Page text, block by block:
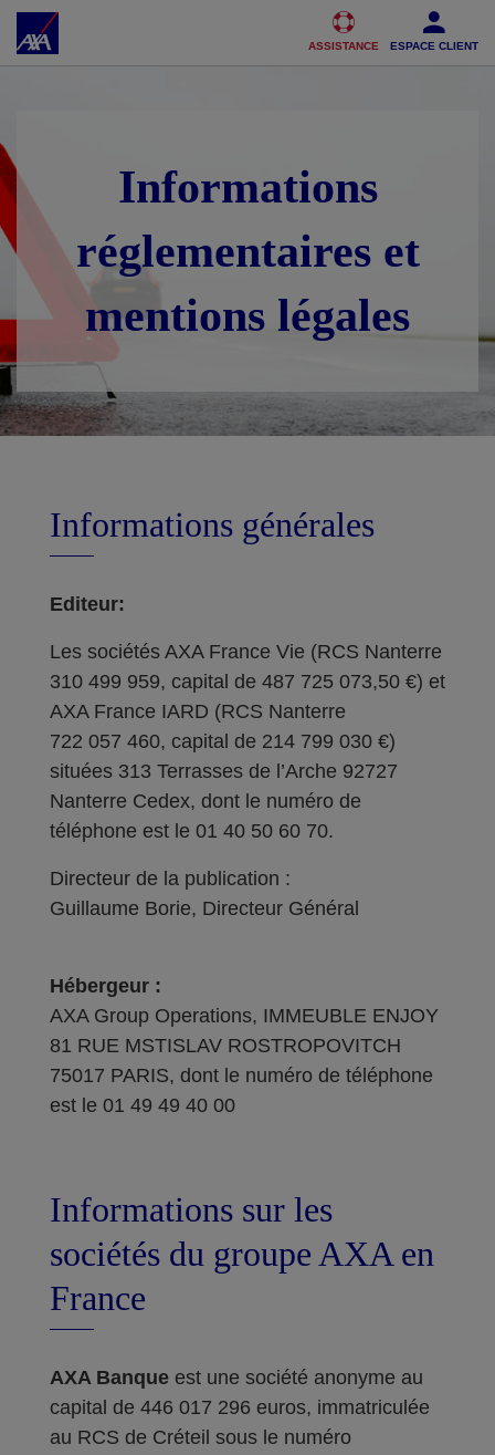
Accéder au Contenu Accéder au Pied de page
ASSISTANCE ESPACE CLIENT
Informations
réglementaires et
mentions légales
Informations générales
Editeur:
Les sociétés AXA France Vie (RCS Nanterre
310 499 959, capital de 487 725 073,50 €) et
AXA France IARD (RCS Nanterre
722 057 460, capital de 214 799 030 €)
situées 313 Terrasses de l’Arche 92727
Nanterre Cedex, dont le numéro de
téléphone est le 01 40 50 60 70.
Directeur de la publication :
Guillaume Borie, Directeur Général
Hébergeur :
AXA Group Operations, IMMEUBLE ENJOY
81 RUE MSTISLAV ROSTROPOVITCH
75017 PARIS, dont le numéro de téléphone
est le 01 49 49 40 00
Informations sur les
sociétés du groupe AXA en
France
AXA Banque est une société anonyme au
capital de 446 017 296 euros, immatriculée
au RCS de Créteil sous le numéro